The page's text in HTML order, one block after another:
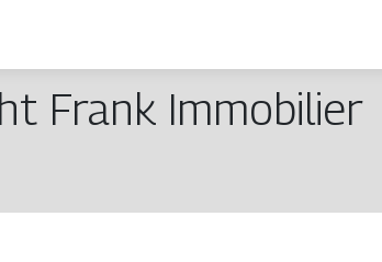
Frank Immobilier